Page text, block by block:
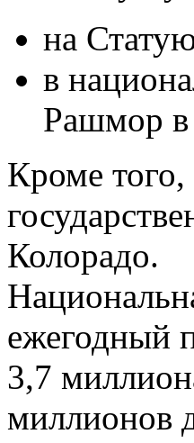
на
в
Рашмор
Кроме того,
Колорадо.
ежегодный
3,7
миллионов